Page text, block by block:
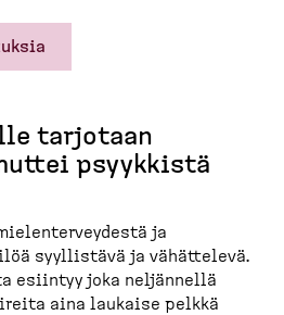
tarjotaan
psyykkistä
ja
syyllistävä ja vähättelevä.
esiintyy joka neljännellä
aina laukaise pelkkä